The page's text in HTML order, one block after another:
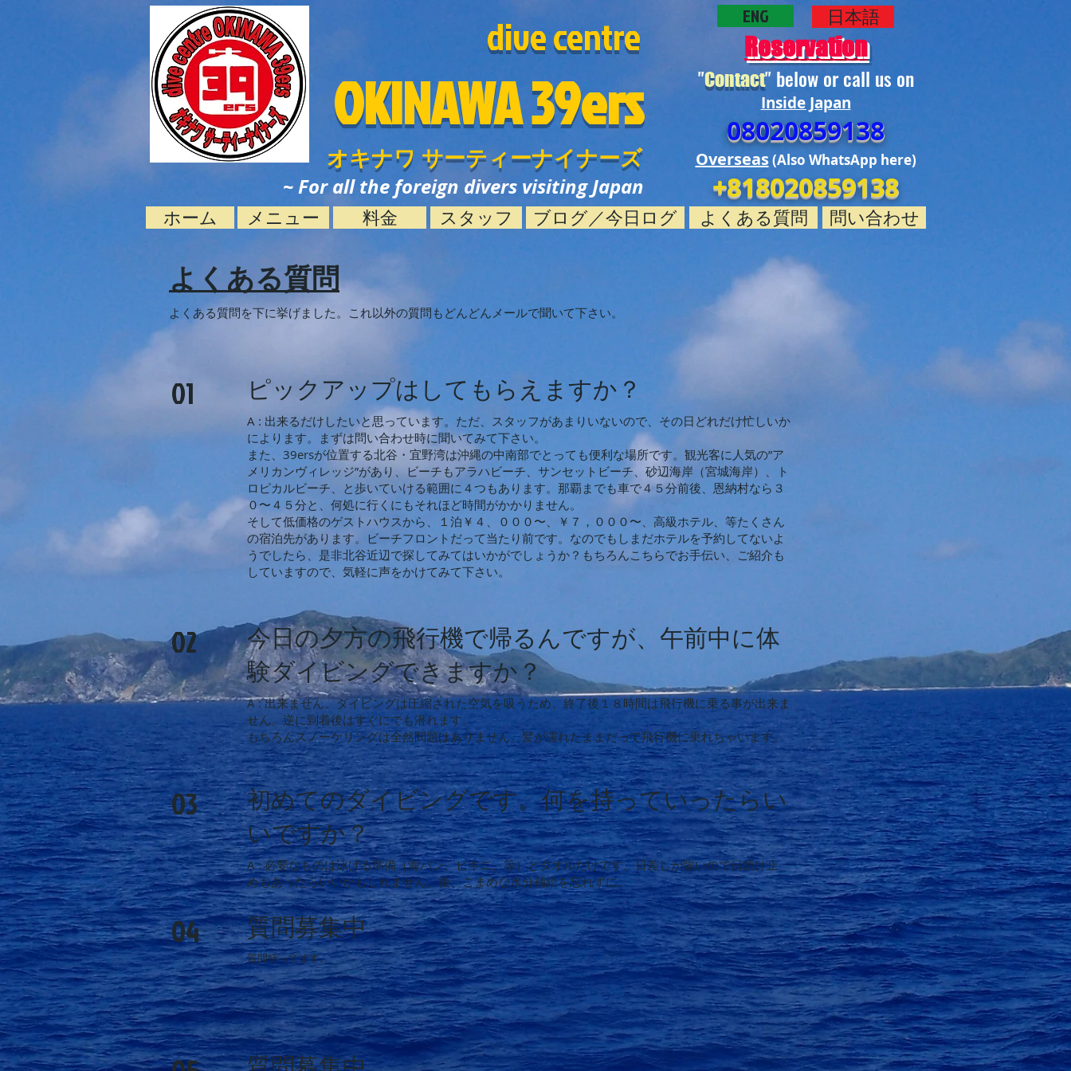
dive centre
OKINAWA39ers
オキナワ サーティーナイナーズ
~ For all the foreign divers visiting Japan
ENG 日本語
ホーム メニュー 料金 スタッフ ブログ／今日ログ よくある質問 問い合わせ
よくある質問
よくある質問を下に挙げました。これ以外の質問もどんどんメールで聞いて下さい。
01 ピックアップはしてもらえますか？
A : 出来るだけしたいと思っています。ただ、スタッフがあまりいないので、その日どれだけ忙しいか
によります。まずは問い合わせ時に聞いてみて下さい。
また、39ersが位置する北谷・宜野湾は沖縄の中南部でとっても便利な場所です。観光客に人気の”ア
メリカンヴィレッジ”があり、ビーチもアラハビーチ、サンセットビーチ、砂辺海岸（宮城海岸）、ト
ロピカルビーチ、と歩いていける範囲に４つもあります。那覇までも車で４５分前後、恩納村なら３
０〜４５分と、何処に行くにもそれほど時間がかかりません。
そして低価格のゲストハウスから、１泊￥４、０００〜、￥７，０００〜、高級ホテル、等たくさん
の宿泊先があります。ビーチフロントだって当たり前です。なのでもしまだホテルを予約してないよ
うでしたら、是非北谷近辺で探してみてはいかがでしょうか？もちろんこちらでお手伝い、ご紹介も
していますので、気軽に声をかけてみて下さい。
02
今日の夕方の飛行機で帰るんですが、午前中に体
験ダイビングできますか？
A : 出来ません。ダイビングは圧縮された空気を吸うため、終了後１８時間は飛行機に乗る事が出来ま
せん。逆に到着後はすぐにでも潜れます。
もちろんスノーケリングは全然問題はありません。髪が濡れたままだって飛行機に乗れちゃいます。
03
初めてのダイビングです。何を持っていったらい
いですか？
A : 必要なものは泳げる準備（海パン、ビキニ、等）とタオルだけです。日差しが強いので日焼け止
めもあったらいいかもしれません。後、こまめな水分補給を忘れずに。
04 質問募集中
質問待ってます。
Reservation
"Contact" below or call us on
Inside Japan
08020859138
Overseas(Also WhatsApp here)
+818020859138